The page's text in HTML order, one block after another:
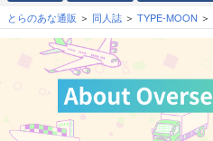
とらのあな通販 同人誌 TYPE-MOON